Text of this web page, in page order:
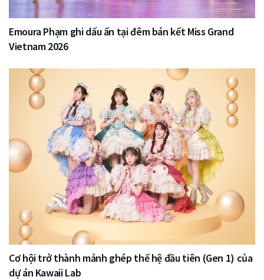
Emoura Phạm ghi dấu ấn tại đêm bán kết Miss Grand
Vietnam 2026
Cơ hội trở thành mảnh ghép thế hệ đầu tiên (Gen 1) của
dự án Kawaii Lab